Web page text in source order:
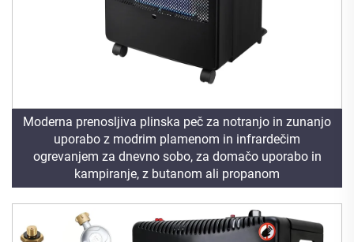
Moderna prenosljiva plinska peč za notranjo in zunanjo
uporabo z modrim plamenom in infrardečim
ogrevanjem za dnevno sobo, za domačo uporabo in
kampiranje, z butanom ali propanom